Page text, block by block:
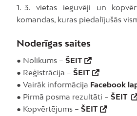
1.-3. vietas ieguvēji un
komandas, kuras piedalījušās
Noderīgas saites
● Nolikums – ŠEIT
● Reģistrācija – ŠEIT
● Vairāk informācija Facebook
● Pirmā posma rezultāti – ŠEIT
● Kopvērtējums – ŠEIT